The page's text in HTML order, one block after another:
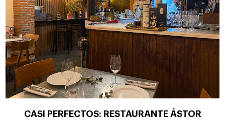
CASI PERFECTOS: RESTAURANTE ÁSTOR